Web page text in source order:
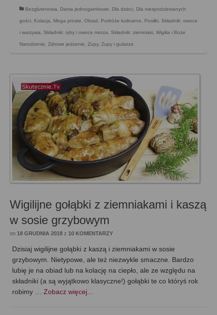
Bezglutenowa Dania jednogarnkowe Dla dzieci Dla niespodziewanych
gości Kolacja Mega proste Obiad Podróże kulinarne Posiłki Składnik: owoce
i warzywa Składnik: ryby i owoce morza Składnik: ziemniaki Wigilia i Boże
Narodzenie Zdrowe jedzenie Zupy, Zupy i gulasze
Wigilijne gołąbki z ziemniakami i kaszą
w sosie grzybowym
on 18 GRUDNIA 2018 z 10 KOMENTARZY
Dzisiaj wigilijne gołąbki z kaszą i ziemniakami w sosie
grzybowym. Nietypowe, ale też niezwykle smaczne. Bardzo
lubię je na obiad lub na kolację na ciepło, ale ze względu na
składniki (a są wyjątkowo klasyczne!) gołąbki te co któryś rok
robimy … Zobacz więcej…